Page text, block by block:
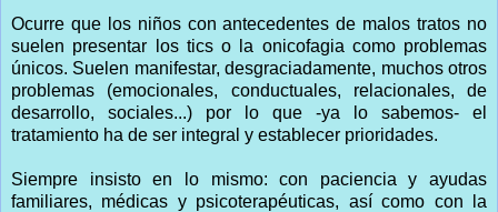
Ocurre que los niños con antecedentes de malos tratos no
suelen presentar los tics o la onicofagia como problemas
únicos. Suelen manifestar, desgraciadamente, muchos otros
problemas (emocionales, conductuales, relacionales, de
desarrollo, sociales...) por lo que -ya lo sabemos- el
tratamiento ha de ser integral y establecer prioridades.
Siempre insisto en lo mismo: con paciencia y ayudas
familiares, médicas y psicoterapéuticas, así como con la